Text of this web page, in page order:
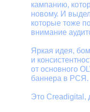
кампанию,
новому. И
которые тоже
внимание
Яркая идея,
и
от основного
баннера в РСЯ.
Это Creadigital,